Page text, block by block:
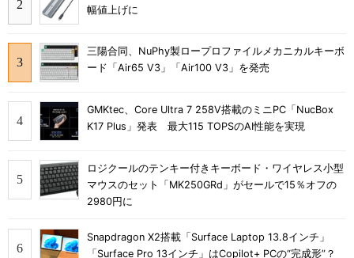
幅値上げに
三陽合同、NuPhy製ロープロファイルメカニカルキーボ
ード「Air65 V3」「Air100 V3」を発売
GMKtec、Core Ultra 7 258V搭載のミニPC「NucBox
K17 Plus」発表 最大115 TOPSのAI性能を実現
ロジクールのテンキー付きキーボード・ワイヤレス小型
マウスのセット「MK250GRd」がセールで15％オフの
2980円に
Snapdragon X2搭載「Surface Laptop 13.8インチ」
「Surface Pro 13インチ」はCopilot+ PCの“完成形”？